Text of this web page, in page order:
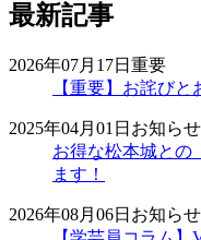
最新記事
2026年07月17日 重要
【重要】お詫び
2025年04月01日 お知らせ
お得な松本城との
ます！
2026年08月06日 お知らせ